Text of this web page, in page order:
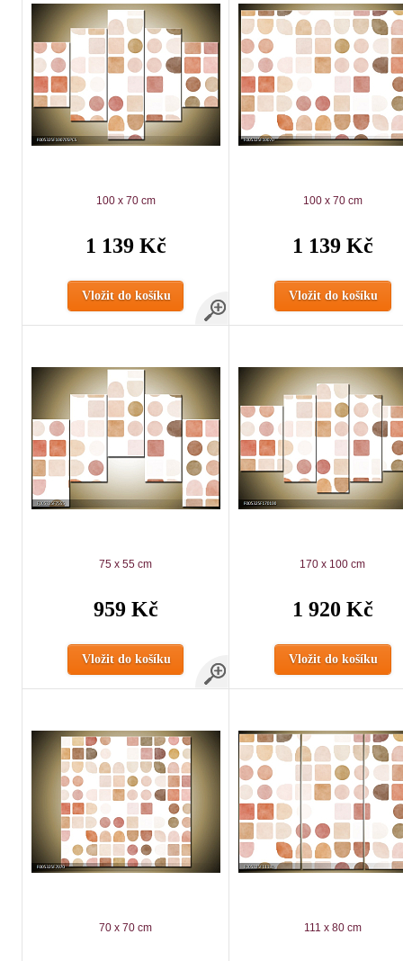
100 x 70 cm
1 139 Kč
Vložit do košíku
100 x 70 cm
1 139 Kč
Vložit do košíku
75 x 55 cm
959 Kč
Vložit do košíku
170 x 100 cm
1 920 Kč
Vložit do košíku
70 x 70 cm 111 x 80 cm